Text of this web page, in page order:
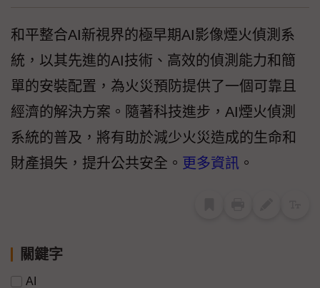
和平整合AI新視界的極早期AI影像煙火偵測系
統，以其先進的AI技術、高效的偵測能力和簡
單的安裝配置，為火災預防提供了一個可靠且
經濟的解決方案。隨著科技進步，AI煙火偵測
系統的普及，將有助於減少火災造成的生命和
財產損失，提升公共安全。 更多資訊 。
關鍵字
AI